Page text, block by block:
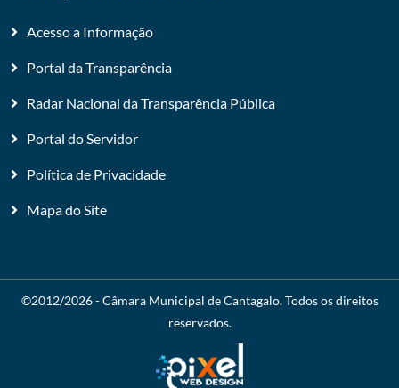
Acesso a Informação
Portal da Transparência
Radar Nacional da Transparência Pública
Portal do Servidor
Política de Privacidade
Mapa do Site
©2012/2026 -Câmara Municipal de Cantagalo. Todos os direitos
reservados.